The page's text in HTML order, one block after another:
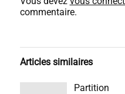
commentaire.
Articles similaires
Partition